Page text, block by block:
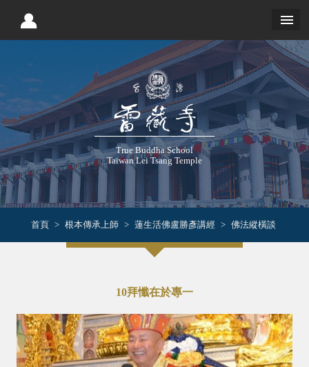
True Buddha School
Taiwan Lei Tsang Temple
首頁 根本傳承上師 蓮生活佛盧勝彥講經 佛法縱橫談
10拜懺在於專一